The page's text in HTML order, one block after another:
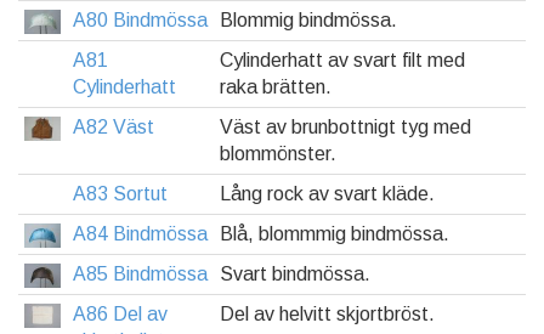
A80 Bindmössa
Blommig bindmössa.
A81
Cylinderhatt
Cylinderhatt av svart filt med
raka brätten.
A82 Väst
Väst av brunbottnigt tyg med
blommönster.
A83 Sortut
Lång rock av svart kläde.
A84 Bindmössa
Blå, blommmig bindmössa.
A85 Bindmössa
Svart bindmössa.
A86 Del av
Del av helvitt skjortbröst.